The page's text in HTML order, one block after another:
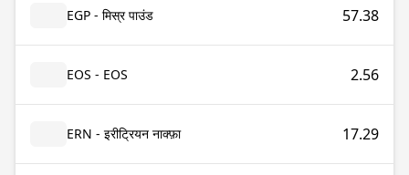
EGP - मिस्र पाउंड 57.38
EOS - EOS 2.56
ERN - इरीट्रियन नाक्फ़ा 17.29